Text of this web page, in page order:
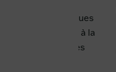
obligations issues
1247 relative à la
pour les